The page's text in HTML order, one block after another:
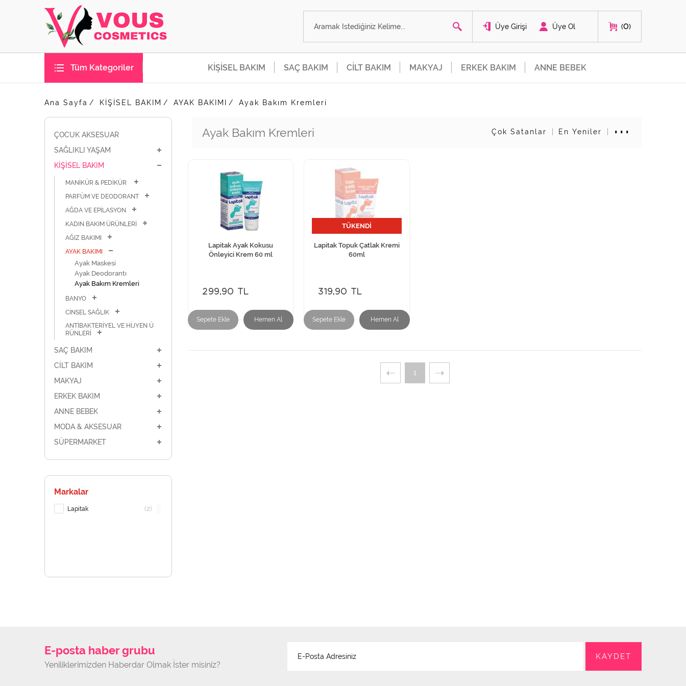
Üye Girişi Üye Ol 0
Tüm Kategoriler KİŞİSEL BAKIM SAÇ BAKIM CİLT BAKIM MAKYAJ ERKEK BAKIM ANNE BEBEK
Ana Sayfa KİŞİSEL BAKIM AYAK BAKIMI Ayak Bakım Kremleri
ÇOCUK AKSESUAR
SAĞLIKLI YAŞAM
KİŞİSEL BAKIM
MANİKÜR & PEDİKÜR
PARFÜM VE DEODORANT
AĞDA VE EPİLASYON
KADIN BAKIM ÜRÜNLERİ
AĞIZ BAKIMI
AYAK BAKIMI
Ayak Maskesi
Ayak Deodorantı
Ayak Bakım Kremleri
BANYO
CİNSEL SAĞLIK
ANTİBAKTERİYEL VE HİJYEN Ü
RÜNLERİ
SAÇ BAKIM
CİLT BAKIM
MAKYAJ
ERKEK BAKIM
ANNE BEBEK
MODA & AKSESUAR
SÜPERMARKET
Markalar
Lapitak (2)
Ayak Bakım Kremleri Çok Satanlar En Yeniler
Sepete Ekle Hemen Al
Lapitak Ayak Kokusu
Önleyici Krem 60 ml
299,90 TL
Sepete Ekle Hemen Al
TÜKENDİ
Lapitak Topuk Çatlak Kremi
60ml
319,90 TL
1
E-posta haber grubu
Yeniliklerimizden Haberdar Olmak İster misiniz?